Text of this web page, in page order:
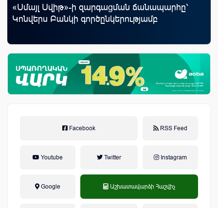
«Սմայլ Սվիթ»-ի զարգացման ճանապարհը՝
Կոնվերս Բանկի գործընկերությամբ
Facebook RSS Feed
Youtube Twitter Instagram
Google Աշխատավարձի Հաշվիչ